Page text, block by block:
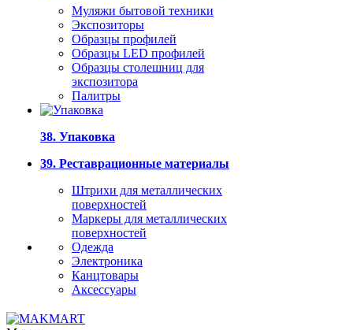
Муляжи бытовой техники
Экспозиторы
Образцы профилей
Образцы LED профилей
Образцы столешниц для
экспозитора
Палитры
38. Упаковка
39. Реставрационные материалы
Штрихи для металлических
поверхностей
Маркеры для металлических
поверхностей
Одежда
Электроника
Канцтовары
Аксессуары